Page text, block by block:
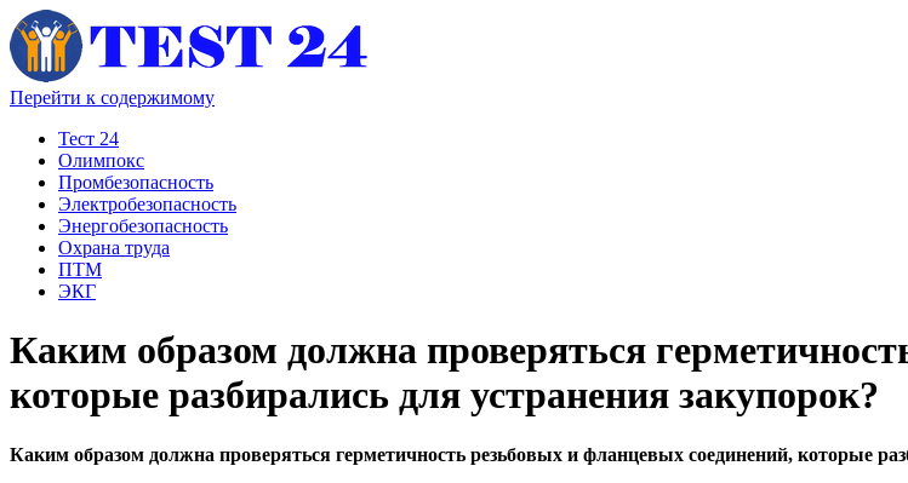
Перейти к содержимому
Тест 24
Олимпокс
Промбезопасность
Электробезопасность
Энергобезопасность
Охрана труда
ПТМ
ЭКГ
Каким образом должна проверяться
которые разбирались для устранения закупорок?
Каким образом должна проверяться герметичность резьбовых и фланцевых соединений, которые